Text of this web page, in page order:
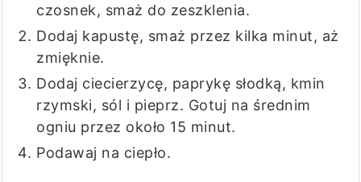
czosnek, smaż do zeszklenia.
Dodaj kapustę, smaż przez kilka minut, aż
zmięknie.
Dodaj ciecierzycę, paprykę słodką, kmin
rzymski, sól i pieprz. Gotuj na średnim
ogniu przez około 15 minut.
Podawaj na ciepło.